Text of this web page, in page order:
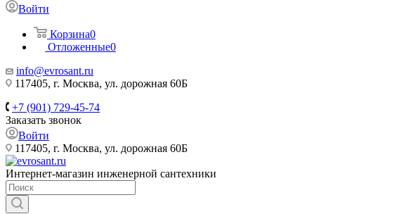
Войти
Корзина0
Отложенные0
info@evrosant.ru
117405, г. Москва, ул. дорожная 60Б
+7 (901) 729-45-74
Заказать звонок
Войти
117405, г. Москва, ул. дорожная 60Б
Интернет-магазин инженерной сантехники